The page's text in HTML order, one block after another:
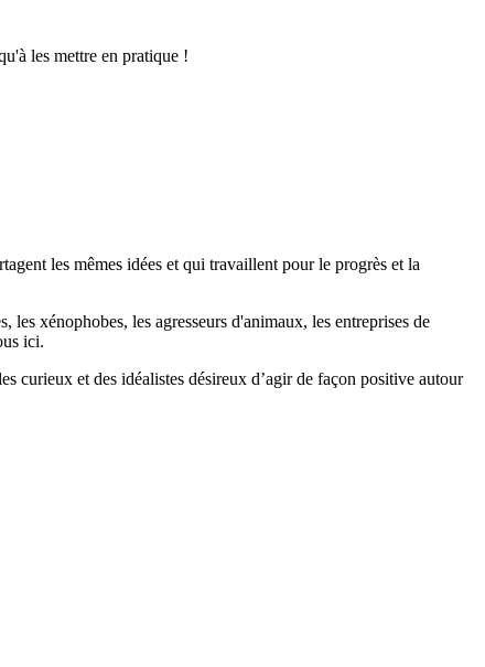
les mettre en pratique !
les mêmes idées et qui travaillent pour le progrès et la
les xénophobes, les agresseurs d'animaux, les entreprises de
ici.
curieux et des idéalistes désireux d’agir de façon positive autour